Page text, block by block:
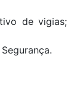
de vigias;